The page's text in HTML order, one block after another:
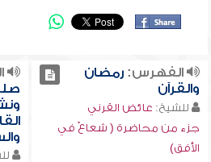
الفهرس:رمضان
والقرآن
للشيخ: عائض القرني
جزء من محاضرة ( شعاعٌ في
الأفق)